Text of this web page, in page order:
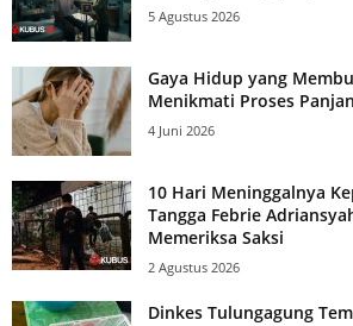
5 Agustus 2026
Gaya Hidup yang
Menikmati Proses
4 Juni 2026
10 Hari Meninggalnya
Tangga Febrie
Memeriksa Saksi
2 Agustus 2026
Dinkes Tulungagung